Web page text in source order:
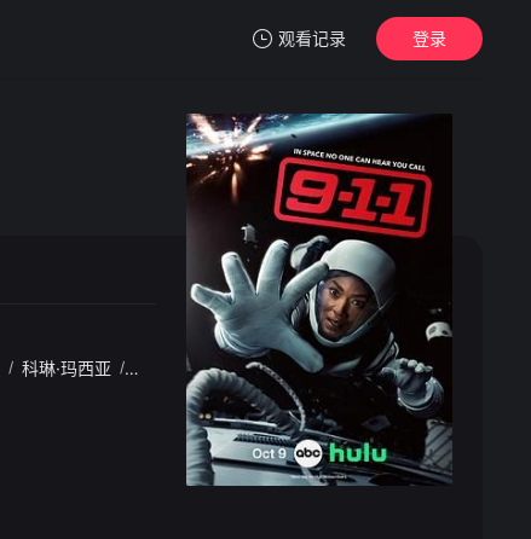
观看记录
暂无观看影片的记录
登录
/ 科琳·玛西亚 / 马克·康苏斯 /
Elijah